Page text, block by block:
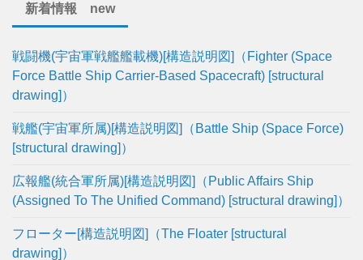
新着情報 new
戦闘機(宇宙軍戦艦艦載機)[構造説明図]（Fighter (Space
Force Battle Ship Carrier-Based Spacecraft) [structural
drawing]）
戦艦(宇宙軍所属)[構造説明図]（Battle Ship (Space Force)
[structural drawing]）
広報艦(統合軍所属)[構造説明図]（Public Affairs Ship
(Assigned To The Unified Command) [structural drawing]）
フローター[構造説明図]（The Floater [structural
drawing]）